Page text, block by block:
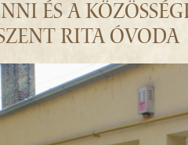
ÉS A
RITA ÓVODA